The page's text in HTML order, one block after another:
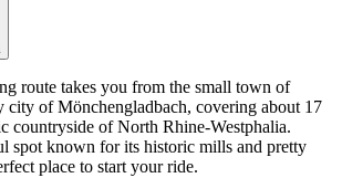
route takes you from the small town of
city of Mönchengladbach, covering about 17
countryside of North Rhine-Westphalia.
spot known for its historic mills and pretty
place to start your ride.